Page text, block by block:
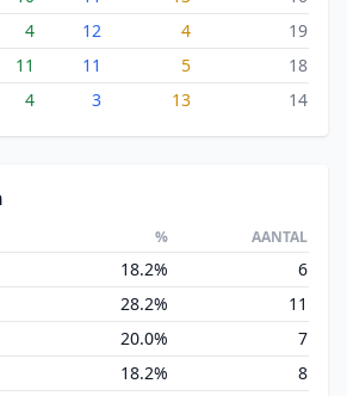
4 12 4
19
11 11 5
18
4 3 13 14
% AANTAL
18.2%
6
28.2%
11
20.0%
7
18.2%
8